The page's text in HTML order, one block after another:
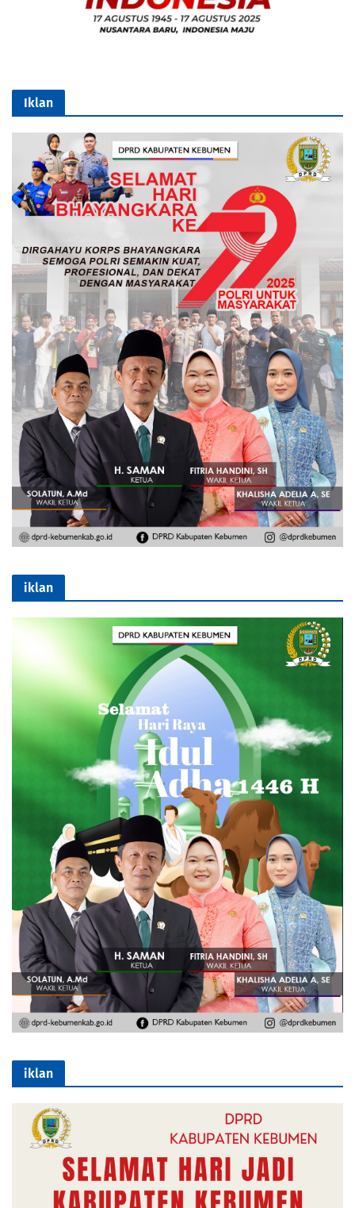
Iklan
iklan
iklan